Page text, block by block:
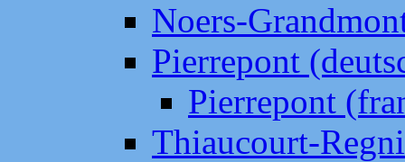
Noers-
Pierrepont
Pierrepont
Thiaucourt-